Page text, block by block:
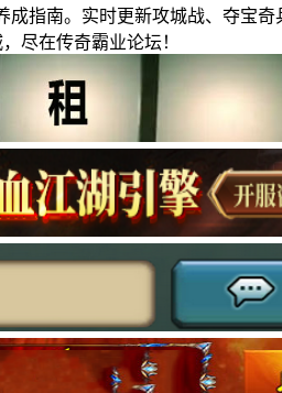
指南。实时更新攻城战、夺宝奇
尽在传奇霸业论坛！